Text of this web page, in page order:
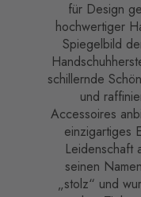
für Design
hochwertiger
Spiegelbild
schillernde
und
Accessoires
einzigartiges
Leidenschaft
seinen
„stolz“ und